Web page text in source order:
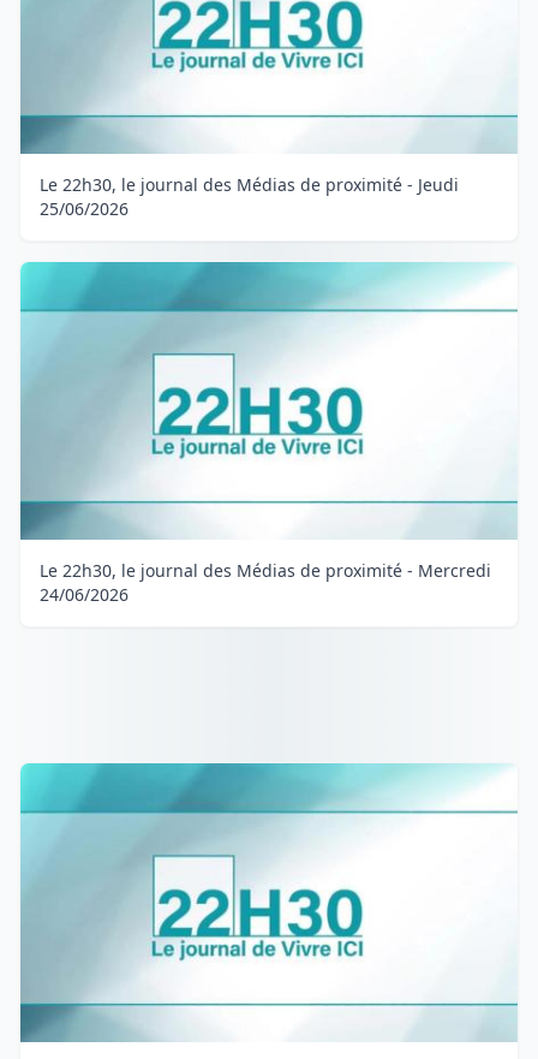
Le 22h30, le journal des Médias de proximité - Jeudi
25/06/2026
Le 22h30, le journal des Médias de proximité - Mercredi
24/06/2026